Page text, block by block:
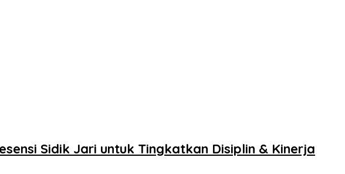
Sidik Jari untuk Tingkatkan Disiplin & Kinerja